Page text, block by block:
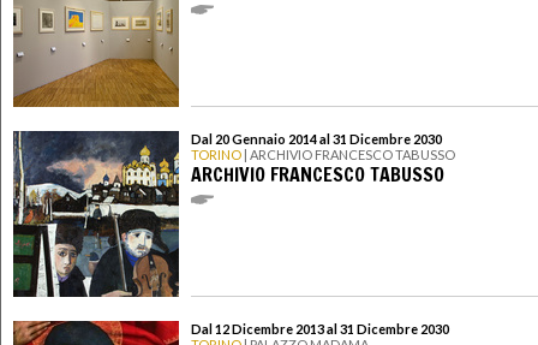
Dal 20 Gennaio 2014 al 31 Dicembre 2030
TORINO | ARCHIVIO FRANCESCO TABUSSO
ARCHIVIO FRANCESCO TABUSSO
Dal 12 Dicembre 2013 al 31 Dicembre 2030